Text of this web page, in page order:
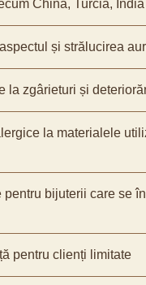
China, Turcia, India
și strălucirea
la zgârieturi și
la materialele
bijuterii care se
pentru clienți limitate